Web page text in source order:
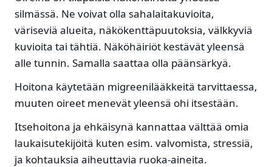
silmässä. Ne voivat olla sahalaitakuvioita,
väriseviä alueita, näkökenttäpuutoksia, välkkyviä
kuvioita tai tähtiä. Näköhäiriöt kestävät yleensä
alle tunnin. Samalla saattaa olla päänsärkyä.
Hoitona käytetään migreenilääkkeitä tarvittaessa,
muuten oireet menevät yleensä ohi itsestään.
Itsehoitona ja ehkäisynä kannattaa välttää omia
laukaisutekijöitä kuten esim. valvomista, stressiä,
ja kohtauksia aiheuttavia ruoka-aineita.